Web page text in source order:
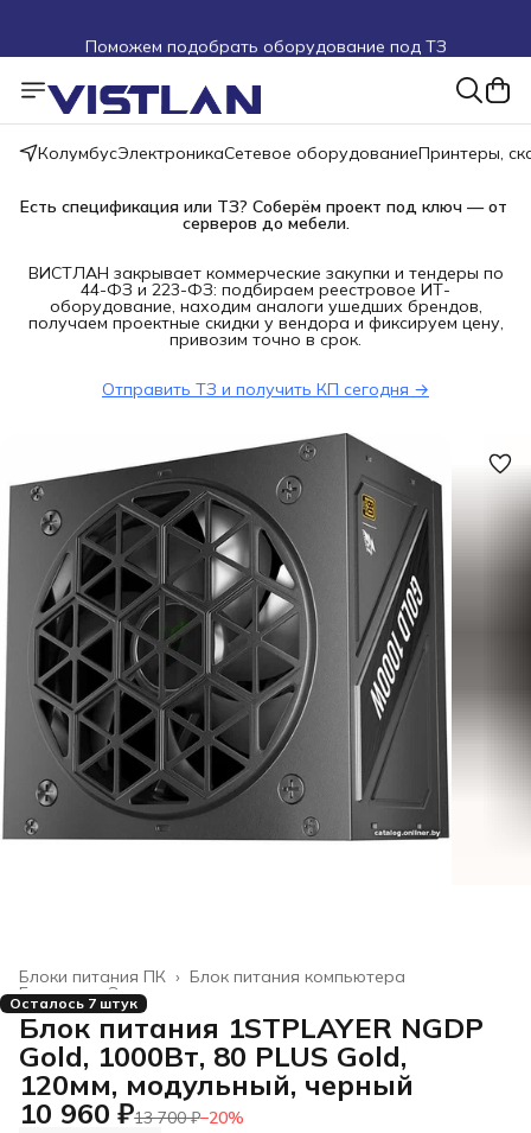
Пуско-наладочные работы
Пришлите запрос на e-mail или в чат
Более 100 000 позиций в наличии и под заказ
КолумбусЭлектроникаСетевое оборудованиеПринтеры,
Есть спецификация или ТЗ? Соберём проект под ключ — от
серверов до мебели.
ВИСТЛАН закрывает коммерческие закупки и тендеры по
44-ФЗ и 223-ФЗ: подбираем реестровое ИТ-
оборудование, находим аналоги ушедших брендов,
получаем проектные скидки у вендора и фиксируем цену,
привозим точно в срок.
Отправить ТЗ и получить КП сегодня →
Блок питания компьютера
Блоки питания ПК ›
Электроника
Главная ›
Осталось 7 штук
Блок питания 1STPLAYER NGDP
Gold, 1000Вт, 80 PLUS Gold,
120мм, модульный, черный
10 960 ₽13 700 ₽−20%